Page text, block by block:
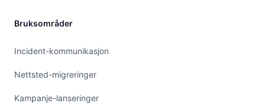
Bruksområder
Incident-kommunikasjon
Nettsted-migreringer
Kampanje-lanseringer